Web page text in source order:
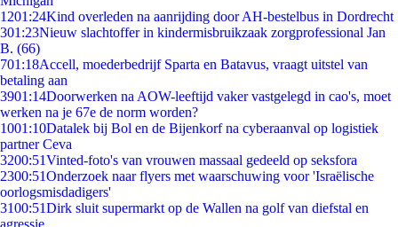
1201:24Kind overleden na aanrijding door AH-bestelbus in Dordrecht
301:23Nieuw slachtoffer in kindermisbruikzaak zorgprofessional Jan
B. (66)
701:18Accell, moederbedrijf Sparta en Batavus, vraagt uitstel van
betaling aan
3901:14Doorwerken na AOW-leeftijd vaker vastgelegd in cao's, moet
werken na je 67e de norm worden?
1001:10Datalek bij Bol en de Bijenkorf na cyberaanval op logistiek
partner Ceva
3200:51Vinted-foto's van vrouwen massaal gedeeld op seksfora
2300:51Onderzoek naar flyers met waarschuwing voor 'Israëlische
oorlogsmisdadigers'
3100:51Dirk sluit supermarkt op de Wallen na golf van diefstal en
agressie